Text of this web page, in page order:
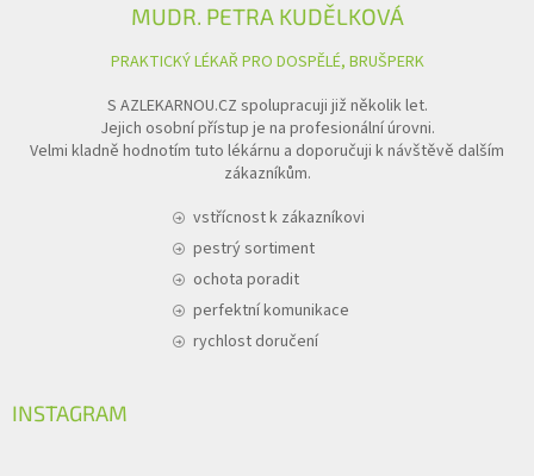
MUDR. PETRA KUDĚLKOVÁ
PRAKTICKÝ LÉKAŘ PRO DOSPĚLÉ, BRUŠPERK
S AZLEKARNOU.CZ spolupracuji již několik let.
Jejich osobní přístup je na profesionální úrovni.
Velmi kladně hodnotím tuto lékárnu a doporučuji k návštěvě dalším
zákazníkům.
vstřícnost k zákazníkovi
pestrý sortiment
ochota poradit
perfektní komunikace
rychlost doručení
INSTAGRAM